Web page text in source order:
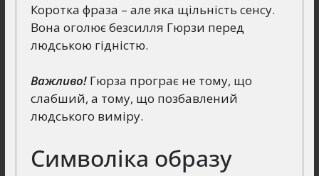
Коротка фраза – але яка щільність сенсу.
Вона оголює безсилля Гюрзи перед
людською гідністю.
Важливо!Гюрза програє не тому, що
слабший, а тому, що позбавлений
людського виміру.
Символіка образу